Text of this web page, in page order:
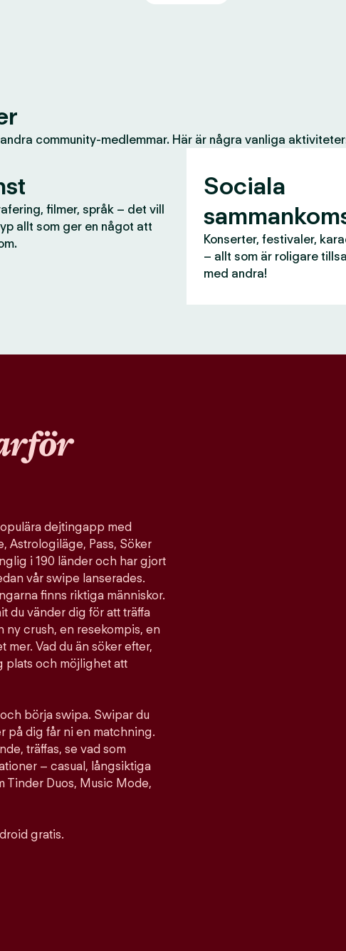
community-medlemmar. Här är några vanliga
filmer, språk – det vill
allt som ger en något att
Sociala
Konserter, festivaler,
– allt som är roligare
med andra!
dejtingapp med
Astrologiläge, Pass, Söker
i 190 länder och har gjort
vår swipe lanserades.
finns riktiga människor.
du vänder dig för att träffa
ny crush, en resekompis, en
Vad du än söker efter,
plats och möjlighet att
börja swipa. Swipar du
på dig får ni en matchning.
träffas, se vad som
– casual, långsiktiga
Tinder Duos, Music Mode,
gratis.